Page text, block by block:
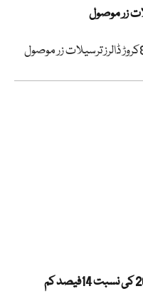
رواں مالی سال مجموعی طور پر 20ارب80کروڑ ڈالرز ترسیلات زر موصول
ملک میں ترسیلات 9 ماہ میں سال 2022 کی نسبت 14فیصد کم